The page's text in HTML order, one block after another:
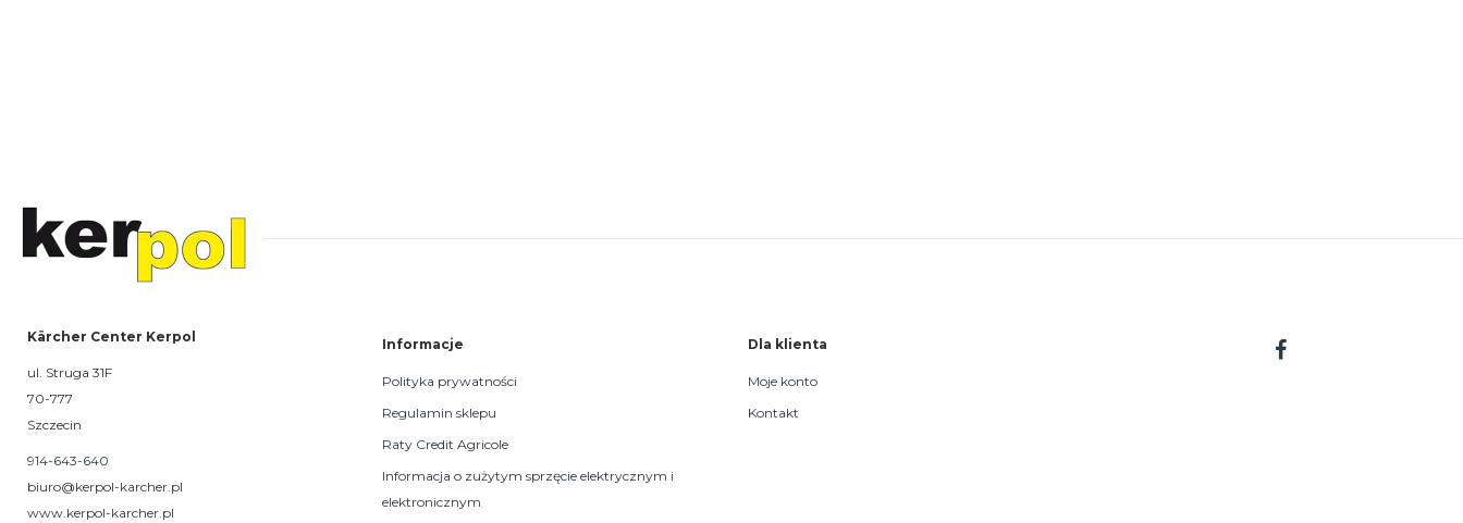
Kärcher Center Kerpol
ul. Struga 31F
70-777
Szczecin
914-643-640
biuro@kerpol-karcher.pl
www.kerpol-karcher.pl
Informacje
Polityka prywatności
Regulamin sklepu
Raty Credit Agricole
Informacja o zużytym sprzęcie elektrycznym i
elektronicznym
Dla klienta
Moje konto
Kontakt